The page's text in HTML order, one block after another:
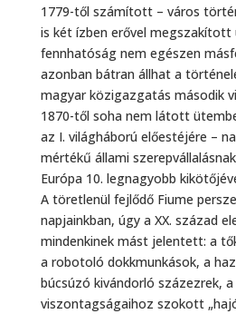
1779-től számított – város
is két ízben erővel megszakított
fennhatóság nem egészen
azonban bátran állhat a
magyar közigazgatás második
1870-től soha nem látott
az I. világháború előestéjére –
mértékű állami
Európa 10. legnagyobb
A töretlenül fejlődő Fiume
napjainkban, úgy a XX. század
mindenkinek mást jelentett: a
a robotoló dokkmunkások, a
búcsúzó kivándorló százezrek,
viszontagságaihoz szokott